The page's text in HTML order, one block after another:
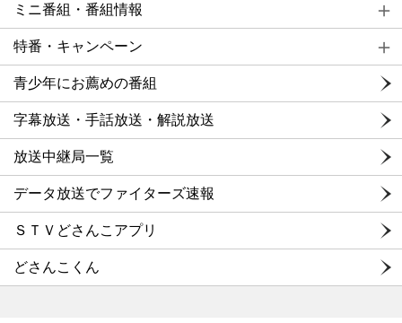
ミニ番組・番組情報
特番・キャンペーン
青少年にお薦めの番組
字幕放送・手話放送・解説放送
放送中継局一覧
データ放送でファイターズ速報
ＳＴＶどさんこアプリ
どさんこくん